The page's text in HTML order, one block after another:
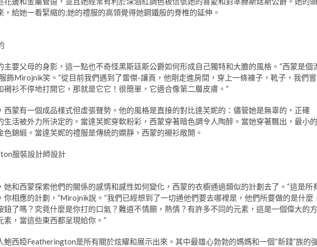
給她一看緊縮的;她的禮服的高領覺得她鋼鐵般的脊椎的延伸。
要父母的身影，這一點也不奇怪黑斯廷斯公爵如何形成自己獨特和大膽的風格。“西蒙是個
飾Mirojnik笑。“從目前我們遇到了雷傑-讓頁，他剛走進房間，穿上一條褲子，靴子，我們嘗
衫不停地打開它，那就是它它！很簡單，它適合像第二層皮膚。“
西蒙有一個成品樣式但虛張聲勢。他的風格是直接的對比達芙妮的：儘管她是無辜的，正確
生活被外力所決定的。當達芙妮穿軟粉彩，西蒙穿著暗色調令人陶醉。當她穿著飄出，最小的
錦緞。當達芙妮的禮服是傳統的嫻靜，西蒙的襯衫敞開。
服裝設計師設計
和西蒙探索他們的關係的感情和感性如何變化，西蒙的衣櫥通過類似的計劃去了。“這是所
相應的計劃，”Mirojnik說。“我們已經想到了一切通他們要去哪裡是，他們所要做的是什麼
鈕了嗎？究竟什麼是你打的口氣？難道不情願，熱情？有許多不同的元素，這是一個偉大的方
，當這些東西都呈現給你。“
鮑西婭Featherington是所有關於炫耀和展示出來。其中最雄心勃勃的媽媽和一個“新錢”族的